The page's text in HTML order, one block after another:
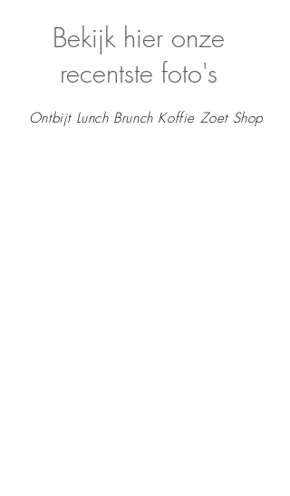
Bekijk hier onze
recentste foto's
Ontbijt Lunch Brunch Koffie Zoet Shop